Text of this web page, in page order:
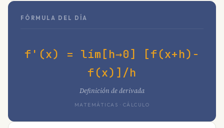
FÓRMULA DEL DÍA
f'(x) = lím[h→0] [f(x+h)-
f(x)]/h
Definición de derivada
MATEMÁTICAS · CÁLCULO